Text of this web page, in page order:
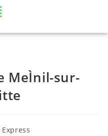
MeÌnil-sur-
Express